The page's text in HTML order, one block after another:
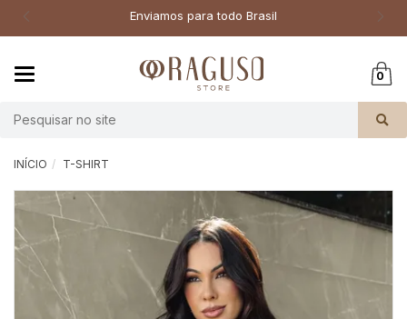
Enviamos para todo Brasil
0
INÍCIO T-SHIRT